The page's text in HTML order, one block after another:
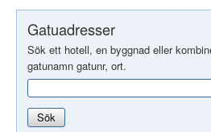
Gatuadresser
Sök ett hotell, en byggnad eller
gatunamn gatunr, ort.
Sök